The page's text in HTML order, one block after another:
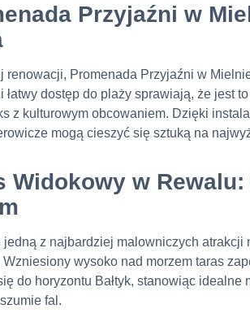
Przyjaźni w
renowacji, Promenada Przyjaźni w
łatwy dostęp do plaży sprawiają, że jest
z kulturowym obcowaniem. Dzięki
mogą cieszyć się sztuką na
Widokowy w
jedną z najbardziej malowniczych atrakcji
wysoko nad morzem taras
do horyzontu Bałtyk, stanowiąc idealne
fal.